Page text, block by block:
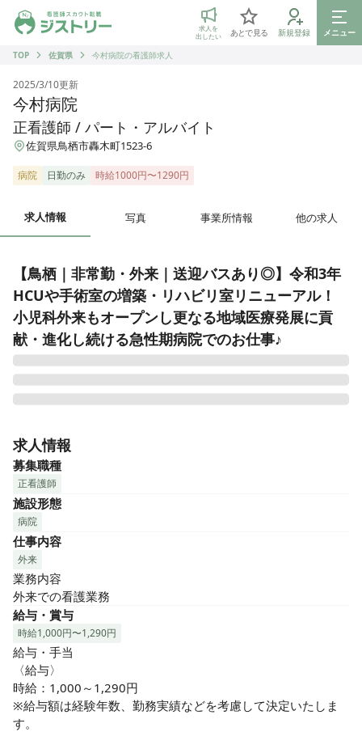
ジストリー 看護師の転職マッチング
求人を
出したい
あとで見る 新規登録
メニュー
TOP
佐賀県 今村病院の看護師求人
2025/3/10更新
今村病院
正看護師 / パート・アルバイト
佐賀県鳥栖市轟木町1523-6
病院 日勤のみ 時給1000円〜1290円
求人情報 写真 事業所情報 他の求人
【鳥栖｜非常勤・外来｜送迎バスあり◎】令和3年
HCUや手術室の増築・リハビリ室リニューアル！
小児科外来もオープンし更なる地域医療発展に貢
献・進化し続ける急性期病院でのお仕事♪
総合診療・救急告示病院です。
急性期医療の強化を図り更なる地域密着を目指しています。
令和3年秋からHCU病棟や手術室の増築・リハビリ室もリニュ
ーアル。新しい科も増えて、外来診察室も新設されました。
また、地域医療連携推進法人 佐賀東部メディカルアライアン
スに参加、佐賀県東部の地域医療の充実に取り組んでおりま
す。
博多から鳥栖、九州新幹線：1駅13分、JR鳥栖駅：特急20
分、九州自動車道で車鳥栖ＪＣ：1時間弱と、交通の便が良い
立地条件です。
★電子カルテ★教育制度充実★マイカ―通勤可能
プライベートでの利便性も高い鳥栖市で私たちと一緒に働き
ませんか。
求人情報
募集職種
正看護師
施設形態
病院
仕事内容
外来
業務内容
外来での看護業務
給与・賞与
時給1,000円〜1,290円
給与・手当
〈給与〉
時給：1,000～1,290円
※給与額は経験年数、勤務実績などを考慮して決定いたしま
す。